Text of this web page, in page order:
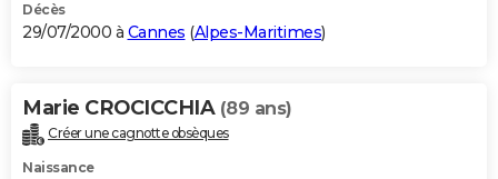
Décès
29/07/2000 à Cannes (Alpes-Maritimes)
Marie CROCICCHIA (89 ans)
Créer une cagnotte obsèques
Naissance